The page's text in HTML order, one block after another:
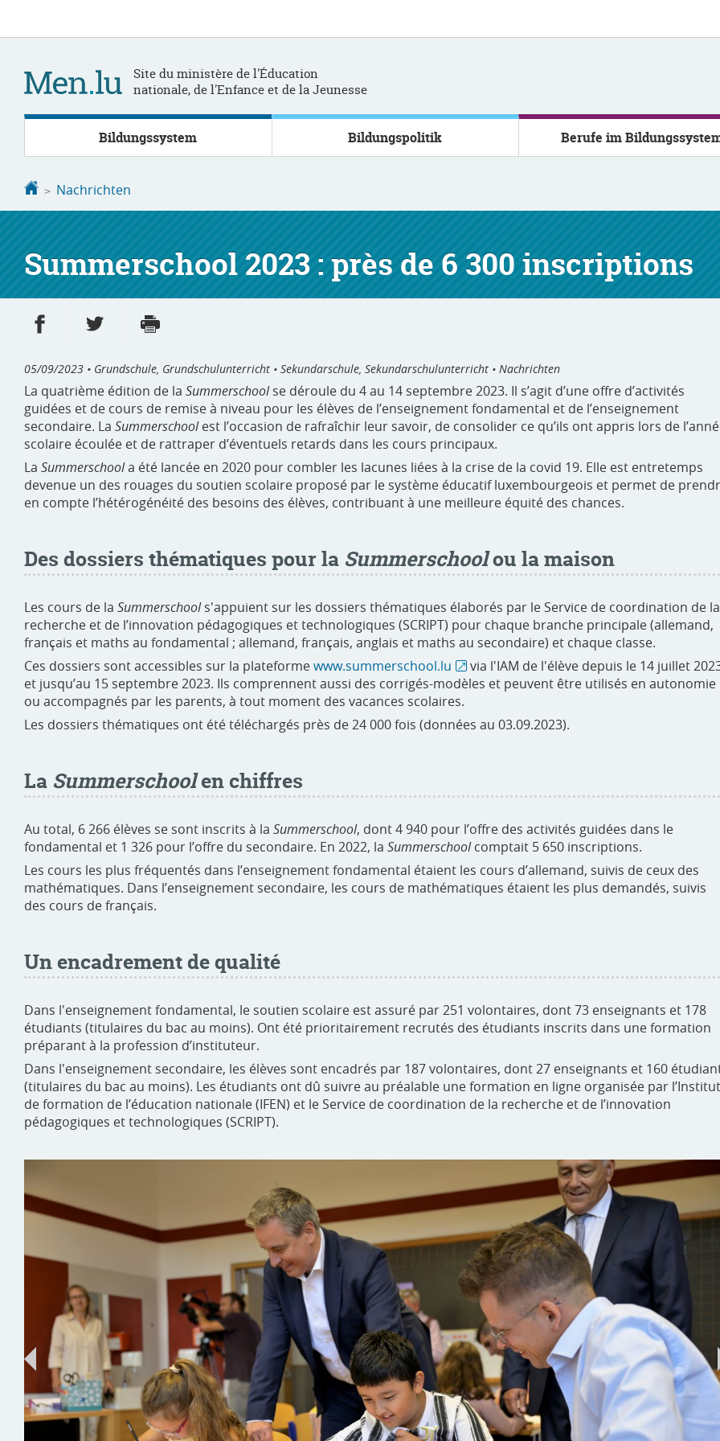
Site du ministère de l'Éducation
nationale, de l'Enfance et de la Jeunesse
Bildungssystem Bildungspolitik Berufe im
Startseite
Nachrichten
Summerschool 2023 : près de 6 300 inscriptions
Partager sur Facebook
Partager sur Twitter
05/09/2023 • Grundschule, Grundschulunterricht • Sekundarschule, Sekundarschulunterricht • Nachrichten
La quatrième édition de la Summerschoolse déroule du 4 au 14 septembre 2023. Il s’agit d’une offre d’activités
guidées et de cours de remise à niveau pour les élèves de l’enseignement fondamental et de l’enseignement
secondaire. La Summerschoolest l’occasion de rafraîchir leur savoir, de consolider ce qu’ils ont appris lors de
scolaire écoulée et de rattraper d’éventuels retards dans les cours principaux.
La Summerschoola été lancée en 2020 pour combler les lacunes liées à la crise de la covid 19. Elle est entretemps
devenue un des rouages du soutien scolaire proposé par le système éducatif luxembourgeois et permet de
en compte l’hétérogénéité des besoins des élèves, contribuant à une meilleure équité des chances.
Des dossiers thématiques pour la Summerschoolou la maison
Les cours de la Summerschools'appuient sur les dossiers thématiques élaborés par le Service de coordination de la
recherche et de l’innovation pédagogiques et technologiques (SCRIPT) pour chaque branche principale (allemand,
français et maths au fondamental ; allemand, français, anglais et maths au secondaire) et chaque classe.
Ces dossiers sont accessibles sur la plateformewww.summerschool.lu
via l'IAM de l'élève depuis le 14 juillet
et jusqu’au 15 septembre 2023. Ils comprennent aussi des corrigés-modèles et peuvent être utilisés en autonomie
ou accompagnés par les parents, à tout moment des vacances scolaires.
Les dossiers thématiques ont été téléchargés près de 24 000 fois (données au 03.09.2023).
La Summerschoolen chiffres
Au total, 6 266 élèves se sont inscrits à la Summerschool, dont 4 940 pour l’offre des activités guidées dans le
fondamental et 1 326 pour l’offre du secondaire. En 2022, la Summerschoolcomptait 5 650 inscriptions.
Les cours les plus fréquentés dans l’enseignement fondamental étaient les cours d’allemand, suivis de ceux des
mathématiques. Dans l’enseignement secondaire, les cours de mathématiques étaient les plus demandés, suivis
des cours de français.
Un encadrement de qualité
Dans l'enseignement fondamental, le soutien scolaire est assuré par 251 volontaires, dont 73 enseignants et 178
étudiants (titulaires du bac au moins). Ont été prioritairement recrutés des étudiants inscrits dans une formation
préparant à la profession d’instituteur.
Dans l'enseignement secondaire, les élèves sont encadrés par 187 volontaires, dont 27 enseignants et 160
(titulaires du bac au moins). Les étudiants ont dû suivre au préalable une formation en ligne organisée par l’Institut
de formation de l’éducation nationale (IFEN) et le Service de coordination de la recherche et de l’innovation
pédagogiques et technologiques (SCRIPT).